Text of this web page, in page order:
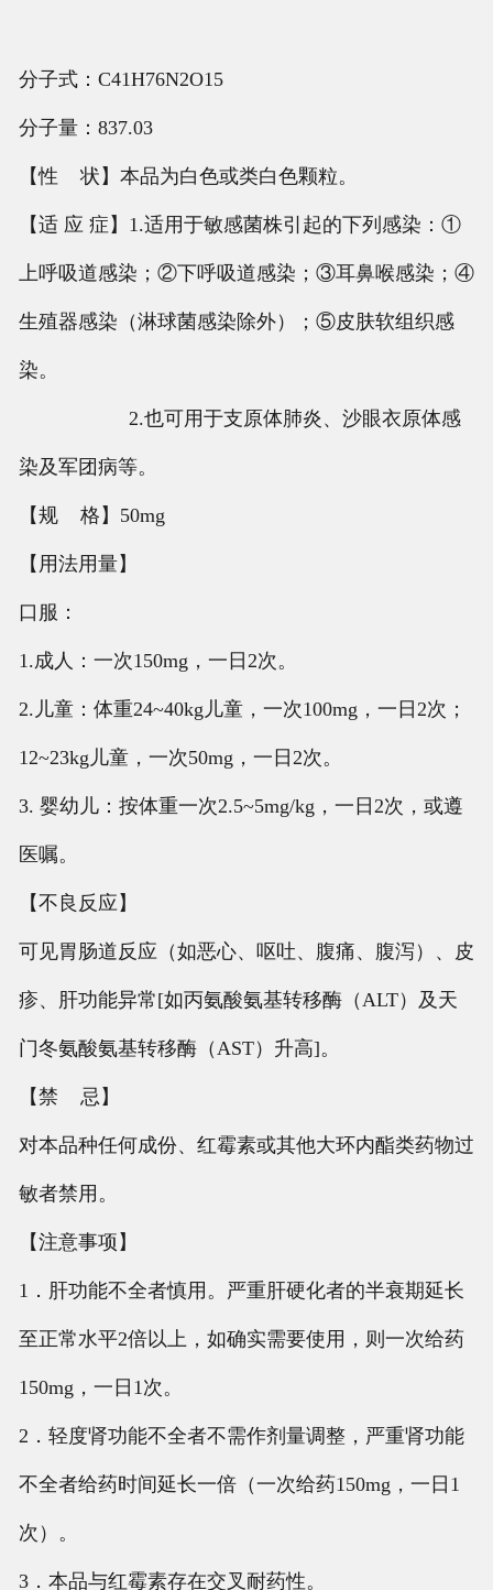
分子式：C41H76N2O15
分子量：837.03
【性 状】本品为白色或类白色颗粒。
【适 应 症】1.适用于敏感菌株引起的下列感染：①
上呼吸道感染；②下呼吸道感染；③耳鼻喉感染；④
生殖器感染（淋球菌感染除外）；⑤皮肤软组织感
染。
2.也可用于支原体肺炎、沙眼衣原体感
染及军团病等。
【规 格】50mg
【用法用量】
口服：
1.成人：一次150mg，一日2次。
2.儿童：体重24~40kg儿童，一次100mg，一日2次；
12~23kg儿童，一次50mg，一日2次。
3. 婴幼儿：按体重一次2.5~5mg/kg，一日2次，或遵
医嘱。
【不良反应】
可见胃肠道反应（如恶心、呕吐、腹痛、腹泻）、皮
疹、肝功能异常[如丙氨酸氨基转移酶（ALT）及天
门冬氨酸氨基转移酶（AST）升高]。
【禁 忌】
对本品种任何成份、红霉素或其他大环内酯类药物过
敏者禁用。
【注意事项】
1．肝功能不全者慎用。严重肝硬化者的半衰期延长
至正常水平2倍以上，如确实需要使用，则一次给药
150mg，一日1次。
2．轻度肾功能不全者不需作剂量调整，严重肾功能
不全者给药时间延长一倍（一次给药150mg，一日1
次）。
3．本品与红霉素存在交叉耐药性。